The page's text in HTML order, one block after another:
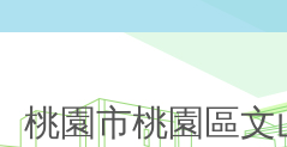
桃園市桃園區